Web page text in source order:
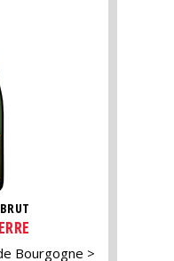
Bourgogne